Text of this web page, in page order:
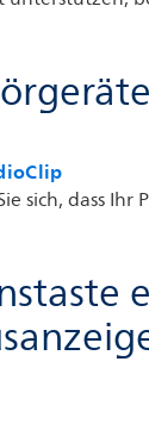
sich, dass